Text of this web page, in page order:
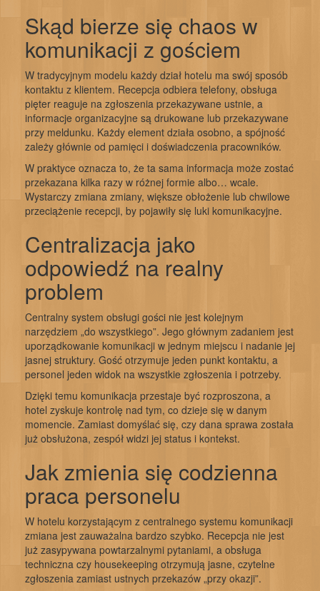
Skąd bierze się chaos w
komunikacji z gościem
W tradycyjnym modelu każdy dział hotelu ma swój sposób
kontaktu z klientem. Recepcja odbiera telefony, obsługa
pięter reaguje na zgłoszenia przekazywane ustnie, a
informacje organizacyjne są drukowane lub przekazywane
przy meldunku. Każdy element działa osobno, a spójność
zależy głównie od pamięci i doświadczenia pracowników.
W praktyce oznacza to, że ta sama informacja może zostać
przekazana kilka razy w różnej formie albo… wcale.
Wystarczy zmiana zmiany, większe obłożenie lub chwilowe
przeciążenie recepcji, by pojawiły się luki komunikacyjne.
Centralizacja jako
odpowiedź na realny
problem
Centralny system obsługi gości nie jest kolejnym
narzędziem „do wszystkiego”. Jego głównym zadaniem jest
uporządkowanie komunikacji w jednym miejscu i nadanie jej
jasnej struktury. Gość otrzymuje jeden punkt kontaktu, a
personel jeden widok na wszystkie zgłoszenia i potrzeby.
Dzięki temu komunikacja przestaje być rozproszona, a
hotel zyskuje kontrolę nad tym, co dzieje się w danym
momencie. Zamiast domyślać się, czy dana sprawa została
już obsłużona, zespół widzi jej status i kontekst.
Jak zmienia się codzienna
praca personelu
W hotelu korzystającym z centralnego systemu komunikacji
zmiana jest zauważalna bardzo szybko. Recepcja nie jest
już zasypywana powtarzalnymi pytaniami, a obsługa
techniczna czy housekeeping otrzymują jasne, czytelne
zgłoszenia zamiast ustnych przekazów „przy okazji”.